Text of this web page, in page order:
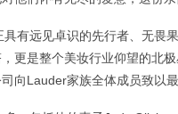
有远见卓识的先行者、无畏
更是整个美妆行业仰望的北
向Lauder家族全体成员致以